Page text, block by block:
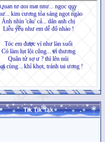
Tik Tik Tak